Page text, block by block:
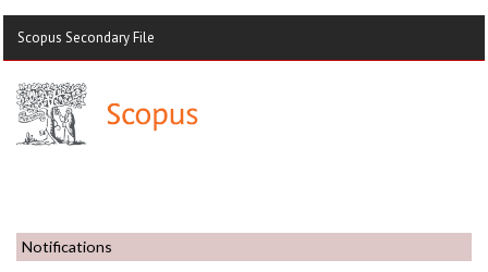
Scopus Secondary File
Notifications